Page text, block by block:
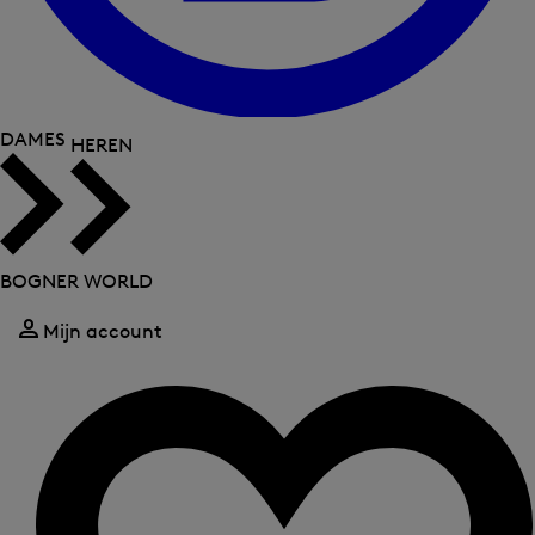
DAMES HEREN
BOGNER WORLD
Mijn account